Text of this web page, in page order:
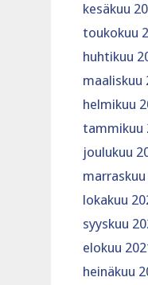
kesäkuu
toukokuu
huhtikuu
maaliskuu
helmikuu
tammikuu
joulukuu
marraskuu
lokakuu
syyskuu
elokuu
heinäkuu